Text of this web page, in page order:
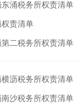
涌税务所权责清单
责清单
二税务所权责清单
沥税务所权责清单
沙税务所权责清单